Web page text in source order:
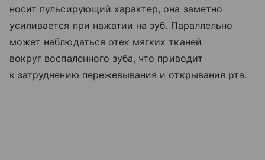
носит пульсирующий характер, она заметно
усиливается при нажатии на зуб. Параллельно
может наблюдаться отек мягких тканей
вокруг воспаленного зуба, что приводит
к затруднению пережевывания и открывания рта.